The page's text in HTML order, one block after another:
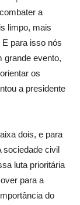
a
limpo, mais
para isso nós
grande evento,
os
a presidente
dois, e para
sociedade civil
luta prioritária
para a
do